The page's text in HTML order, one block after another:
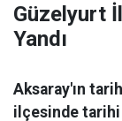
Güzelyurt
Yandı
Aksaray'ın
ilçesinde tarihi